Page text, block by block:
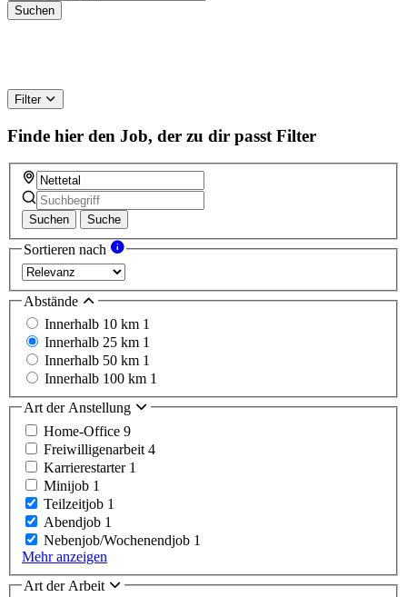
Filter
Finde hier den Job, der zu dir passt Filter
Suchen Suche
Sortieren nach
Abstände
Innerhalb 10 km 1
Innerhalb 25 km 1
Innerhalb 50 km 1
Innerhalb 100 km 1
Art der Anstellung
Home-Office 9
Freiwilligenarbeit 4
Karrierestarter 1
Minijob 1
Teilzeitjob 1
Abendjob 1
Nebenjob/Wochenendjob 1
Mehr anzeigen
Art der Arbeit